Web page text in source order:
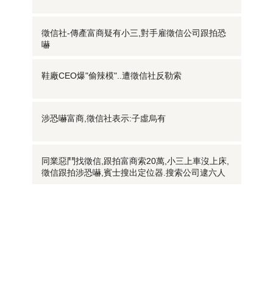
徵信社-傳產富商疑有小三,對手雇徵信公司跟拍恐
嚇
鞋廠CEO爆"偷辣模"..遭徵信社反勒索
涉恐嚇富商,徵信社表示:子虛烏有
同業惡鬥找徵信,跟拍富商索20萬,小三上車沒上床,
徵信跟拍涉恐嚇,賓士搜出定位器.搜索公司逮六人